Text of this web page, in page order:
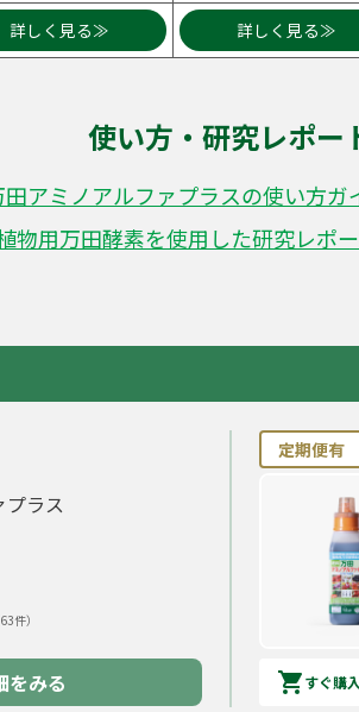
詳しく見る≫ 詳しく見る≫
使い方・研究レポー
田アミノアルファプラスの使い方ガ
物用万田酵素を使用した研究レポ
プラス
63件）
をみる
定期便有
すぐ購入